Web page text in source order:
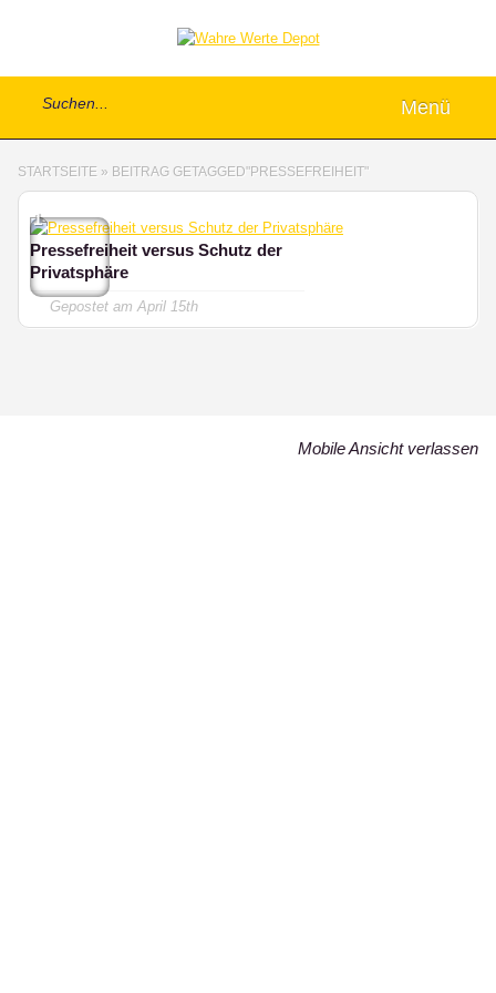
Menü
STARTSEITE » BEITRAG GETAGGED"PRESSEFREIHEIT"
1
Pressefreiheit versus Schutz der
Privatsphäre
Gepostet amApril 15th
Mobile Ansicht verlassen